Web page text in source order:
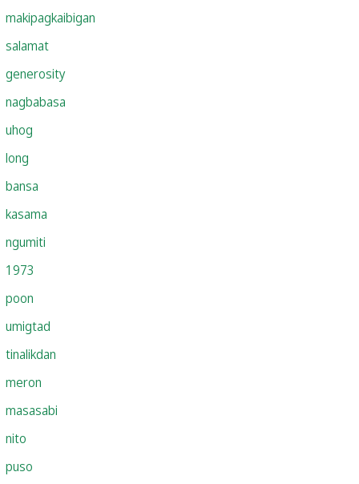
makipagkaibigan
salamat
generosity
nagbabasa
uhog
long
bansa
kasama
ngumiti
1973
poon
umigtad
tinalikdan
meron
masasabi
nito
puso